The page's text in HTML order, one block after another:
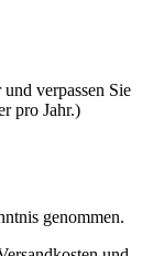
verpassen Sie
pro Jahr.)
genommen.